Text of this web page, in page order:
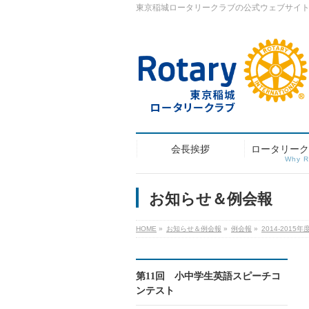
東京稲城ロータリークラブの公式ウェブサイ
会長挨拶 ロータリー
Why
お知らせ＆例会報
HOME » お知らせ＆例会報 » 例会報 » 2014-2015年
第11回 小中学生英語スピーチコ
ンテスト